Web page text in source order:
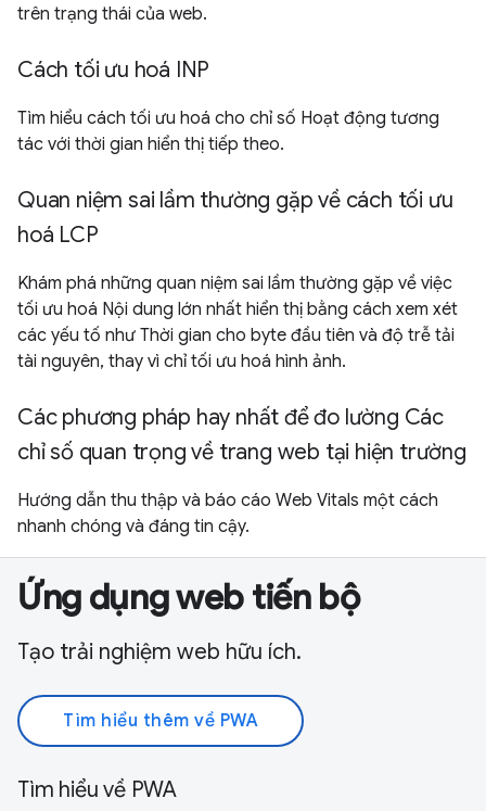
trên trạng thái của web.
Cách tối ưu hoá INP
Tìm hiểu cách tối ưu hoá cho chỉ số Hoạt động tương
tác với thời gian hiển thị tiếp theo.
Quan niệm sai lầm thường gặp về cách tối ưu
hoá LCP
Khám phá những quan niệm sai lầm thường gặp về việc
tối ưu hoá Nội dung lớn nhất hiển thị bằng cách xem xét
các yếu tố như Thời gian cho byte đầu tiên và độ trễ tải
tài nguyên, thay vì chỉ tối ưu hoá hình ảnh.
Các phương pháp hay nhất để đo lường Các
chỉ số quan trọng về trang web tại hiện trường
Hướng dẫn thu thập và báo cáo Web Vitals một cách
nhanh chóng và đáng tin cậy.
Ứng dụng web tiến bộ
Tạo trải nghiệm web hữu ích.
Tìm hiểu thêm về PWA
Tìm hiểu về PWA